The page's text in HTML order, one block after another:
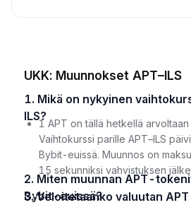
UKK: Muunnokset APT–ILS
1. Mikä on nykyinen vaihtokurssi parille APT–
ILS?
1 APT on tällä hetkellä arvoltaan
Vaihtokurssi parille APT–ILS
Bybit-euissä. Muunnos on
15 sekunniksi vahvistuksen
2. Miten muunnan APT-tokenit valuutaksi ILS
Bybit-euissä?
3. Veloitetaanko valuutan APT